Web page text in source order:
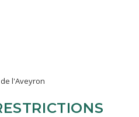
l'Aveyron